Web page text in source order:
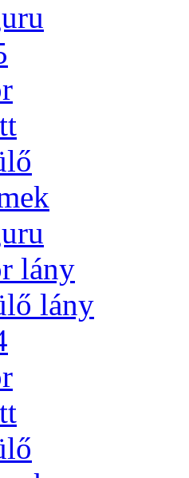
lány
lány